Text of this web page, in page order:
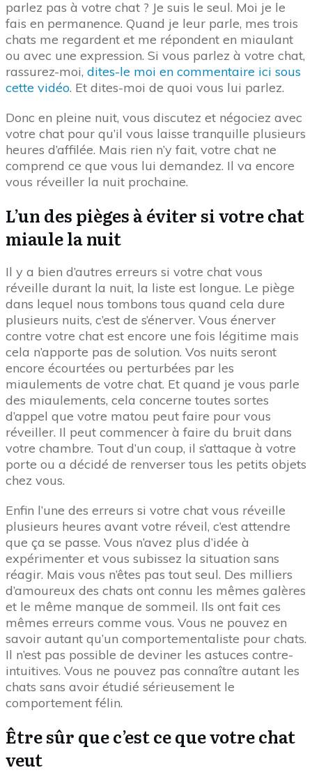
parlez pas à votre chat ? Je suis le seul. Moi je le
fais en permanence. Quand je leur parle, mes trois
chats me regardent et me répondent en miaulant
ou avec une expression. Si vous parlez à votre chat,
rassurez-moi, dites-le moi en commentaire ici sous
cette vidéo. Et dites-moi de quoi vous lui parlez.
Donc en pleine nuit, vous discutez et négociez avec
votre chat pour qu’il vous laisse tranquille plusieurs
heures d’affilée. Mais rien n’y fait, votre chat ne
comprend ce que vous lui demandez. Il va encore
vous réveiller la nuit prochaine.
L’un des pièges à éviter si votre chat
miaule la nuit
Il y a bien d’autres erreurs si votre chat vous
réveille durant la nuit, la liste est longue. Le piège
dans lequel nous tombons tous quand cela dure
plusieurs nuits, c’est de s’énerver. Vous énerver
contre votre chat est encore une fois légitime mais
cela n’apporte pas de solution. Vos nuits seront
encore écourtées ou perturbées par les
miaulements de votre chat. Et quand je vous parle
des miaulements, cela concerne toutes sortes
d’appel que votre matou peut faire pour vous
réveiller. Il peut commencer à faire du bruit dans
votre chambre. Tout d’un coup, il s’attaque à votre
porte ou a décidé de renverser tous les petits objets
chez vous.
Enfin l’une des erreurs si votre chat vous réveille
plusieurs heures avant votre réveil, c’est attendre
que ça se passe. Vous n’avez plus d’idée à
expérimenter et vous subissez la situation sans
réagir. Mais vous n’êtes pas tout seul. Des milliers
d’amoureux des chats ont connu les mêmes galères
et le même manque de sommeil. Ils ont fait ces
mêmes erreurs comme vous. Vous ne pouvez en
savoir autant qu’un comportementaliste pour chats.
Il n’est pas possible de deviner les astuces contre-
intuitives. Vous ne pouvez pas connaître autant les
chats sans avoir étudié sérieusement le
comportement félin.
Être sûr que c’est ce que votre chat
veut